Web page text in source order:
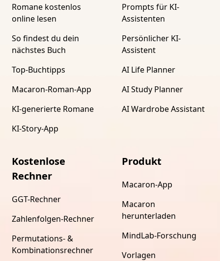
Romane kostenlos
online lesen
So findest du dein
nächstes Buch
Top-Buchtipps
Macaron-Roman-App
KI-generierte Romane
KI-Story-App
Prompts für KI-
Assistenten
Persönlicher KI-
Assistent
AI Life Planner
AI Study Planner
AI Wardrobe Assistant
Kostenlose
Rechner
GGT-Rechner
Zahlenfolgen-Rechner
Permutations- &
Kombinationsrechner
Produkt
Macaron-App
Macaron
herunterladen
MindLab-Forschung
Vorlagen